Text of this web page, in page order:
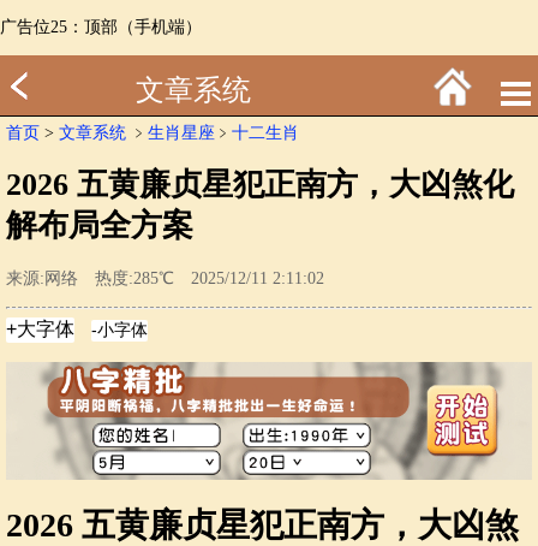
广告位25：顶部（手机端）
文章系统
首页 > 文章系统 ﹥ 生肖星座 ﹥ 十二生肖
2026 五黄廉贞星犯正南方，大凶煞化
解布局全方案
来源:网络 热度:285℃ 2025/12/11 2:11:02
2026 五黄廉贞星犯正南方，大凶煞